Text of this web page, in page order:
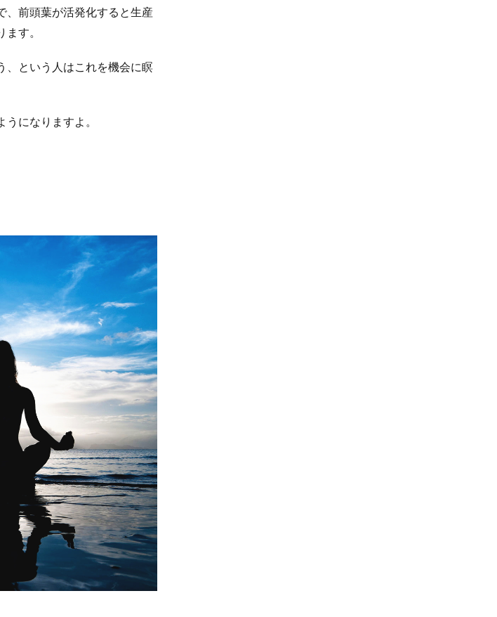
、前頭葉が活発化すると生産
す。
、という人はこれを機会に瞑
になりますよ。